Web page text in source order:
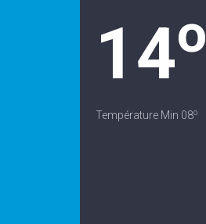
14o
Température Min 08o